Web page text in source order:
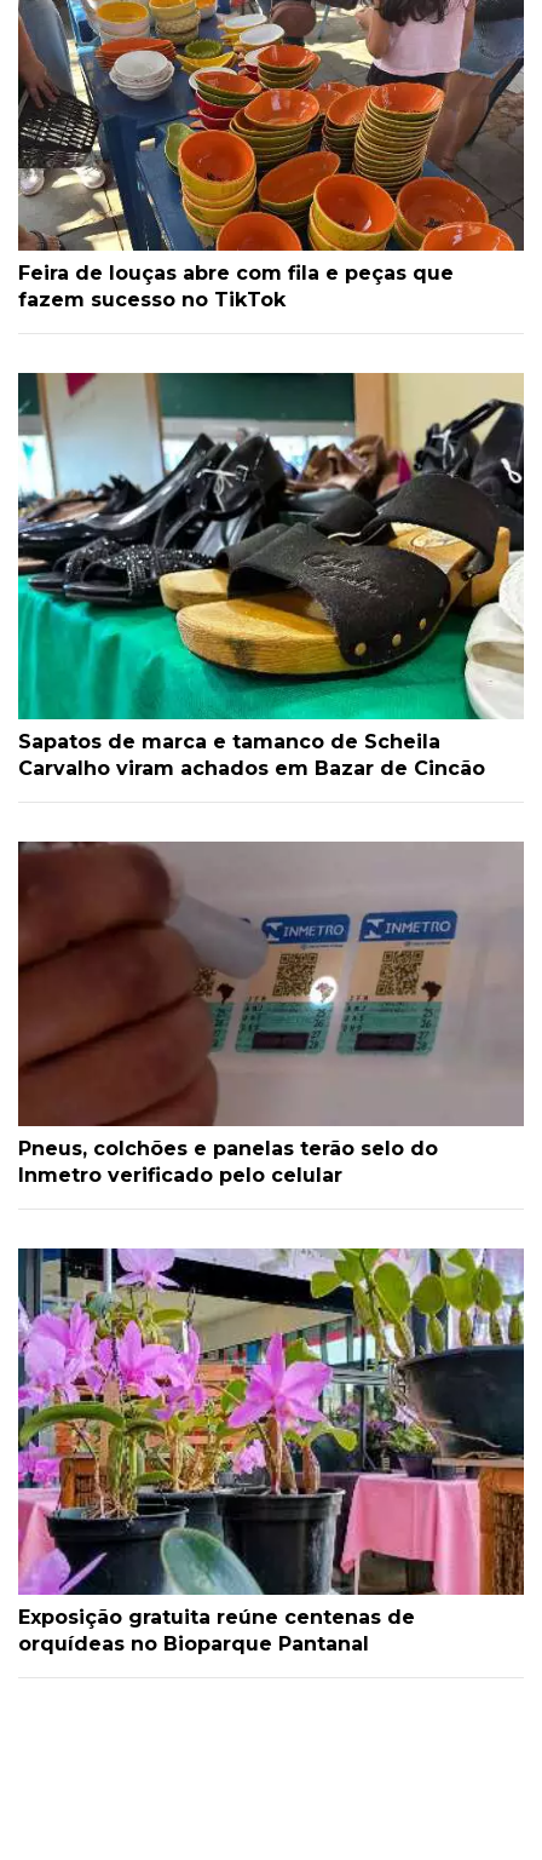
Feira de louças abre com fila e peças que
fazem sucesso no TikTok
Sapatos de marca e tamanco de Scheila
Carvalho viram achados em Bazar de Cincão
Pneus, colchões e panelas terão selo do
Inmetro verificado pelo celular
Exposição gratuita reúne centenas de
orquídeas no Bioparque Pantanal